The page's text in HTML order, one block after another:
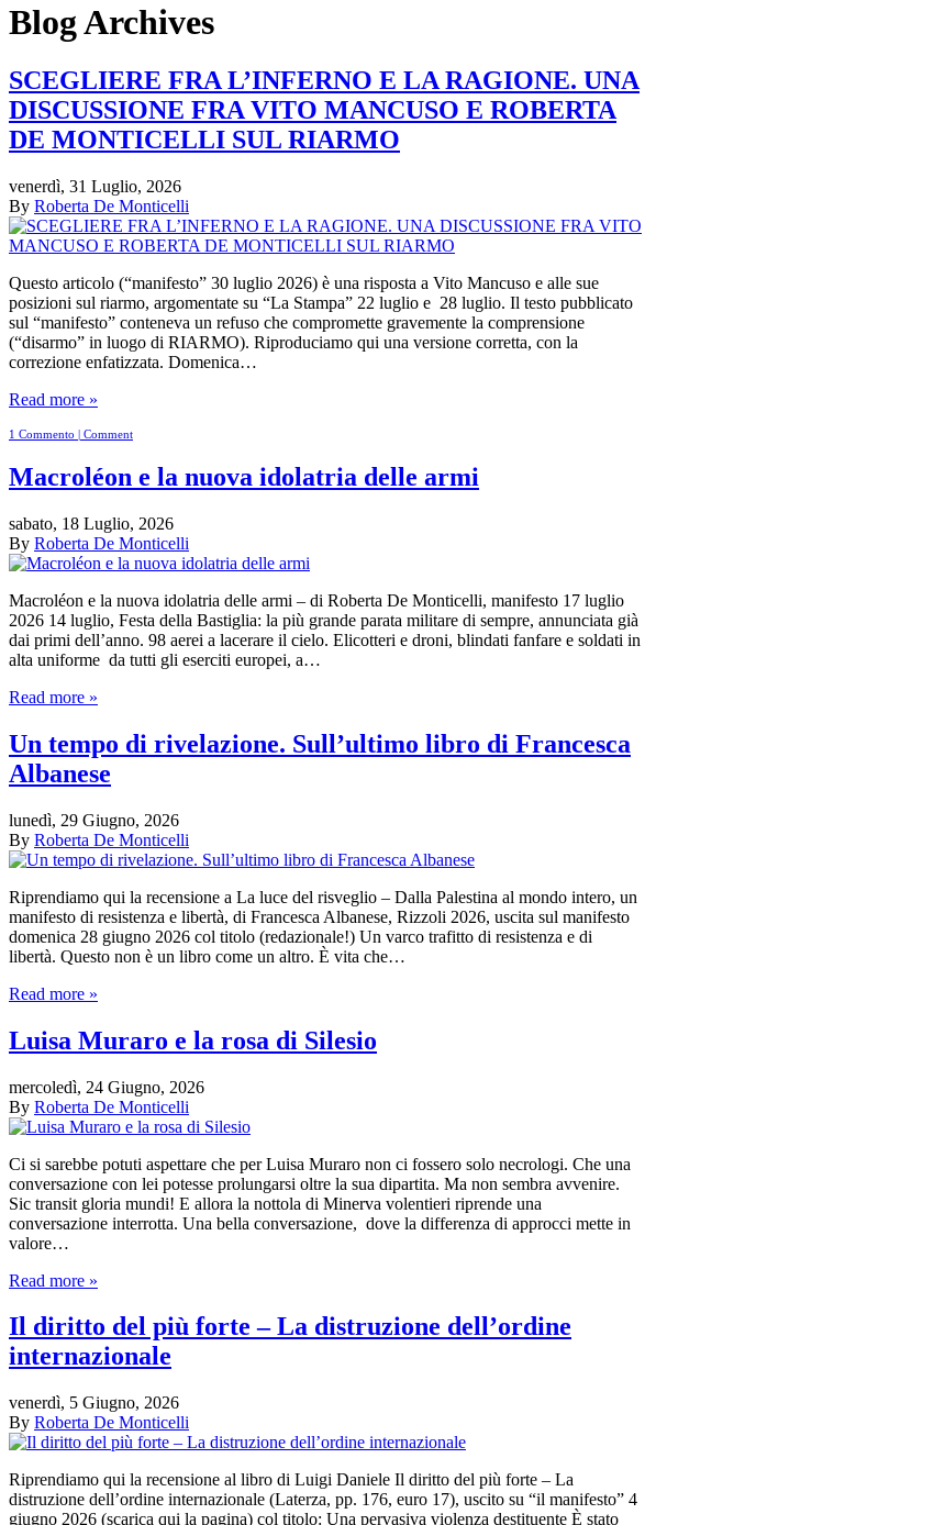
Blog Archives
SCEGLIERE FRA L’INFERNO E LA RAGIONE. UNA
DISCUSSIONE FRA VITO MANCUSO E ROBERTA
DE MONTICELLI SUL RIARMO
venerdì, 31 Luglio, 2026
By Roberta De Monticelli
Questo articolo (“manifesto” 30 luglio 2026) è una risposta a Vito Mancuso e alle sue
posizioni sul riarmo, argomentate su “La Stampa” 22 luglio e 28 luglio. Il testo pubblicato
sul “manifesto” conteneva un refuso che compromette gravemente la comprensione
(“disarmo” in luogo di RIARMO). Riproduciamo qui una versione corretta, con la
correzione enfatizzata. Domenica…
Read more »
1 Commento | Comment
Macroléon e la nuova idolatria delle armi
sabato, 18 Luglio, 2026
By Roberta De Monticelli
Macroléon e la nuova idolatria delle armi – di Roberta De Monticelli, manifesto 17 luglio
2026 14 luglio, Festa della Bastiglia: la più grande parata militare di sempre, annunciata già
dai primi dell’anno. 98 aerei a lacerare il cielo. Elicotteri e droni, blindati fanfare e soldati in
alta uniforme da tutti gli eserciti europei, a…
Read more »
Un tempo di rivelazione. Sull’ultimo libro di Francesca
Albanese
lunedì, 29 Giugno, 2026
By Roberta De Monticelli
Riprendiamo qui la recensione a La luce del risveglio – Dalla Palestina al mondo intero, un
manifesto di resistenza e libertà, di Francesca Albanese, Rizzoli 2026, uscita sul manifesto
domenica 28 giugno 2026 col titolo (redazionale!) Un varco trafitto di resistenza e di
libertà. Questo non è un libro come un altro. È vita che…
Read more »
Luisa Muraro e la rosa di Silesio
mercoledì, 24 Giugno, 2026
By Roberta De Monticelli
Ci si sarebbe potuti aspettare che per Luisa Muraro non ci fossero solo necrologi. Che una
conversazione con lei potesse prolungarsi oltre la sua dipartita. Ma non sembra avvenire.
Sic transit gloria mundi! E allora la nottola di Minerva volentieri riprende una
conversazione interrotta. Una bella conversazione, dove la differenza di approcci mette in
valore…
Read more »
Il diritto del più forte – La distruzione dell’ordine
internazionale
venerdì, 5 Giugno, 2026
By Roberta De Monticelli
Riprendiamo qui la recensione al libro di Luigi Daniele Il diritto del più forte – La
distruzione dell’ordine internazionale (Laterza, pp. 176, euro 17), uscito su “il manifesto” 4
giugno 2026 (scarica qui la pagina) col titolo: Una pervasiva violenza destituente È stato